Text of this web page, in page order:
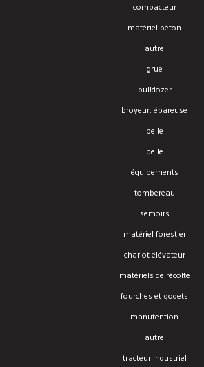
compacteur
matériel béton
autre
grue
bulldozer
broyeur, épareuse
pelle
pelle
équipements
tombereau
semoirs
matériel forestier
chariot élévateur
matériels de récolte
fourches et godets
manutention
autre
tracteur industriel